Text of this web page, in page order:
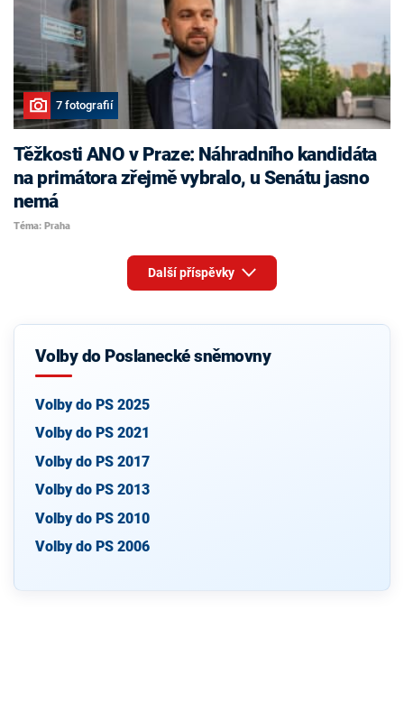
7 fotografií
Těžkosti ANO v Praze: Náhradního kandidáta
na primátora zřejmě vybralo, u Senátu jasno
nemá
Téma: Praha
Další příspěvky
Volby do Poslanecké sněmovny
Volby do PS 2025
Volby do PS 2021
Volby do PS 2017
Volby do PS 2013
Volby do PS 2010
Volby do PS 2006